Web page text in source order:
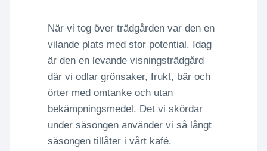
När vi tog över trädgården var den en
vilande plats med stor potential. Idag
är den en levande visningsträdgård
där vi odlar grönsaker, frukt, bär och
örter med omtanke och utan
bekämpningsmedel. Det vi skördar
under säsongen använder vi så långt
säsongen tillåter i vårt kafé.